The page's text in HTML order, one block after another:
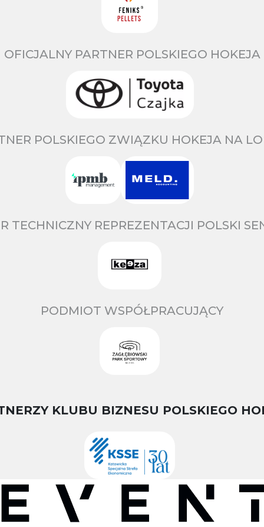
OFICJALNY PARTNER POLSKIEGO HOKEJA
POLSKIEGO ZWIĄZKU HOKEJA NA
TECHNICZNY REPREZENTACJI POLSKI
PODMIOT WSPÓŁPRACUJĄCY
KLUBU BIZNESU POLSKIEGO